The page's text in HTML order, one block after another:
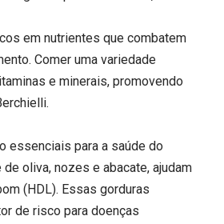
em nutrientes que combatem
Comer uma variedade
e minerais, promovendo
essenciais para a saúde do
oliva, nozes e abacate, ajudam
(HDL). Essas gorduras
de risco para doenças